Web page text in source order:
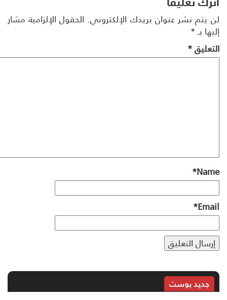
يتم نشر عنوان بريدك الإلكتروني. الحقول الإلزامية مشار
بـ*
*
*
*
جديد بوست